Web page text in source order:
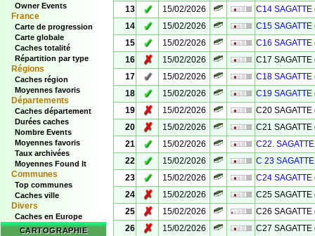
Owner Events
France
Carte de progression
Carte globale
Caches totalité
Répartition par type
Régions
Caches région
Moyennes favoris
Départements
Caches département
Durées caches
Nombre Events
Moyennes favoris
Taux archivées
Moyennes Found It
Communes
Top communes
Caches ville
Divers
Caches en Europe
CARTOGRAPHIE
13
✓ 15/02/2026
C14 SAGATTE
14
✓ 15/02/2026
C15 SAGATTE
15
✓ 15/02/2026
C16 SAGATTE
16
✗ 15/02/2026
C17 SAGATTE
17
✓ 15/02/2026
C18 SAGATTE
18
✓ 15/02/2026
C19 SAGATTE
19
✗ 15/02/2026
C20 SAGATTE
20
✗ 15/02/2026
C21 SAGATTE
21
✓ 15/02/2026
C22.
22
✓ 15/02/2026
C 23
23
✓ 15/02/2026
C24 SAGATTE
24
✗ 15/02/2026
C25 SAGATTE
25
✗ 15/02/2026
C26 SAGATTE
26
✗ 15/02/2026
C27 SAGATTE